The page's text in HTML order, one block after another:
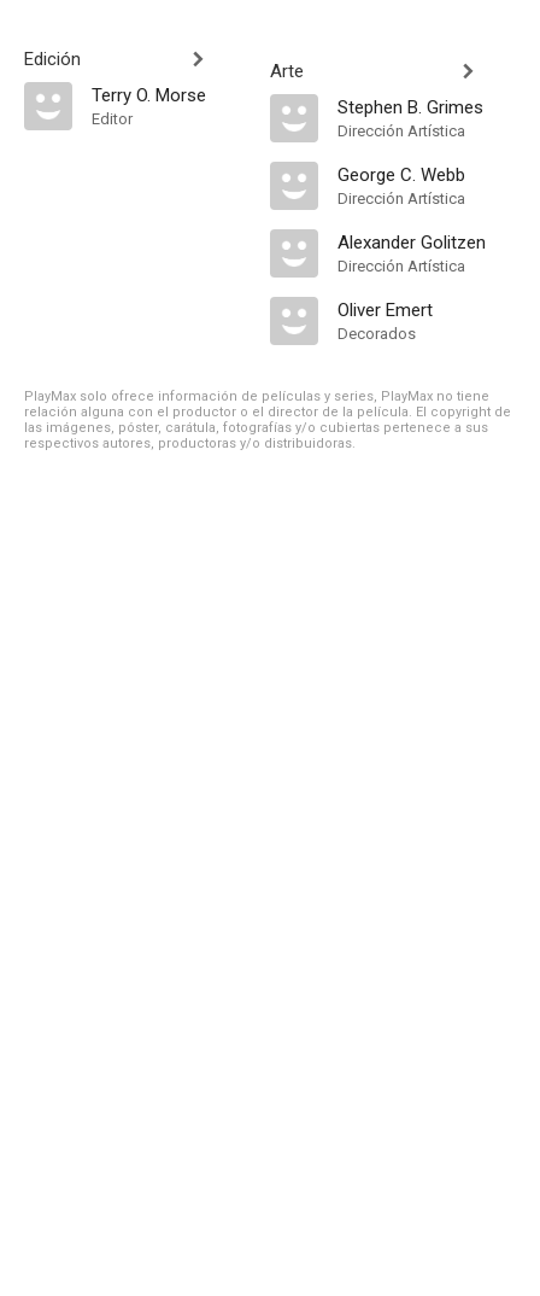
Edición
Terry O. Morse
Editor
Arte
Stephen B. Grimes
Dirección Artística
George C. Webb
Dirección Artística
Alexander Golitzen
Dirección Artística
Oliver Emert
Decorados
PlayMax solo ofrece información de películas y series, PlayMax no tiene
relación alguna con el productor o el director de la película. El copyright de
las imágenes, póster, carátula, fotografías y/o cubiertas pertenece a sus
respectivos autores, productoras y/o distribuidoras.